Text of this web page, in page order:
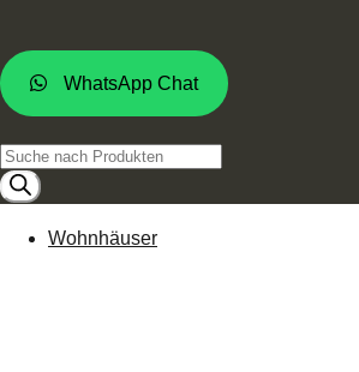
WhatsApp Chat
Products
search
Wohnhäuser